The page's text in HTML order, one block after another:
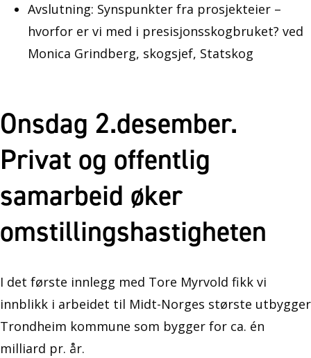
Avslutning: Synspunkter fra prosjekteier –
hvorfor er vi med i presisjonsskogbruket? ved
Monica Grindberg, skogsjef, Statskog
Onsdag 2.desember.
Privat og offentlig
samarbeid øker
omstillingshastigheten
I det første innlegg med Tore Myrvold fikk vi
innblikk i arbeidet til Midt-Norges største utbygger
Trondheim kommune som bygger for ca. én
milliard pr. år.